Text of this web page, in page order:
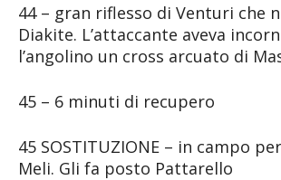
44 – gran riflesso di Venturi che
Diakite. L’attaccante aveva
l’angolino un cross arcuato di
45 – 6 minuti di recupero
45 SOSTITUZIONE – in campo
Meli. Gli fa posto Pattarello